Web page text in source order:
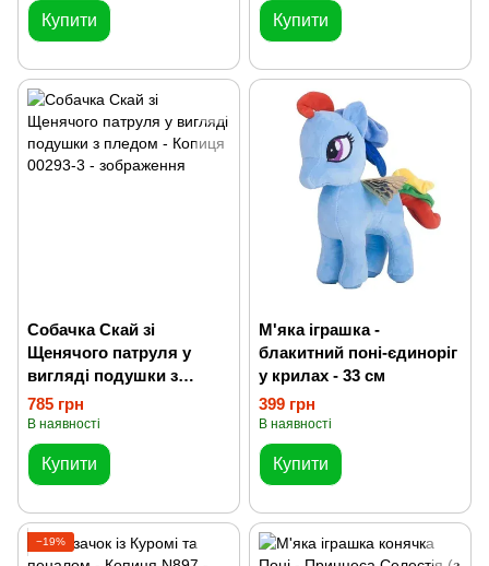
Купити Купити
Собачка Скай зі
Щенячого патруля у
вигляді подушки з
пледом
785 грн
В наявності
Купити
М'яка іграшка -
блакитний поні-єдиноріг
у крилах - 33 см
399 грн
В наявності
Купити
−19%